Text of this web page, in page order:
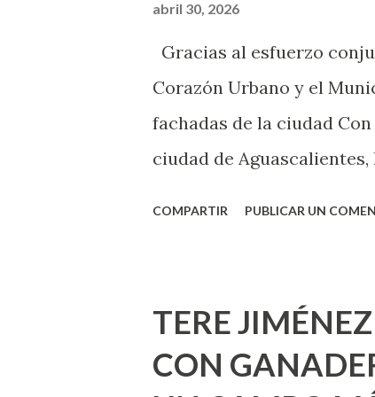
como cualquier persona
cuando ambas partes son
abril 30, 2026
Gracias al esfuerzo
Corazón Urbano y el
fachadas de la ciudad
ciudad de
Estado, la Fundación
Montañez informó que
metros cuadrados de
COMPARTIR PUBLICAR UN
TERE
CON